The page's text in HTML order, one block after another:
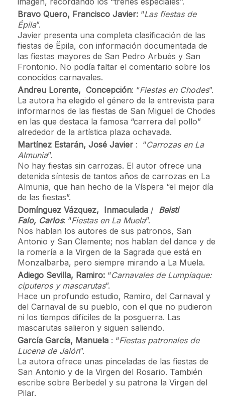
Bravo Quero, Francisco Javier: “Las fiestas de
Épila”.
Javier presenta una completa clasificación de las
fiestas de Ëpila, con información documentada de
las fiestas mayores de San Pedro Arbués y San
Frontonio. No podía faltar el comentario sobre los
conocidos carnavales.
Andreu Lorente, Concepción: “Fiestas en Chodes”.
La autora ha elegido el género de la entrevista para
informarnos de las fiestas de San Miguel de Chodes
en las que destaca la famosa “carrera del pollo”
alrededor de la artística plaza ochavada.
Martínez Estarán, José Javier : “Carrozas en La
Almunia”.
No hay fiestas sin carrozas. El autor ofrece una
detenida síntesis de tantos años de carrozas en La
Almunia, que han hecho de la Víspera “el mejor día
de las fiestas”.
Domínguez Vázquez, Inmaculada / Beisti
Falo, Carlos: “Fiestas en La Muela”.
Nos hablan los autores de sus patronos, San
Antonio y San Clemente; nos hablan del dance y de
la romería a la Virgen de la Sagrada que está en
Monzalbarba, pero siempre mirando a La Muela.
Adiego Sevilla, Ramiro: “Carnavales de Lumpiaque:
ciputeros y mascarutas”.
Hace un profundo estudio, Ramiro, del Carnaval y
del Carnaval de su pueblo, con el que no pudieron
ni los tiempos difíciles de la posguerra. Las
mascarutas salieron y siguen saliendo.
García García, Manuela : “Fiestas patronales de
Lucena de Jalón”.
La autora ofrece unas pinceladas de las fiestas de
San Antonio y de la Virgen del Rosario. También
escribe sobre Berbedel y su patrona la Virgen del
Pilar.